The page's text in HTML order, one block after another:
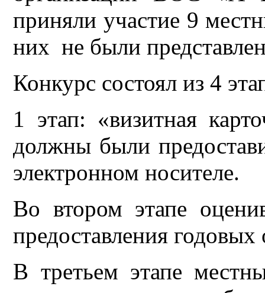
приняли участие 9
них не были
Конкурс состоял из 4
1 этап: «визитная
должны были
электронном носителе.
Во втором этапе
предоставления
В третьем этапе